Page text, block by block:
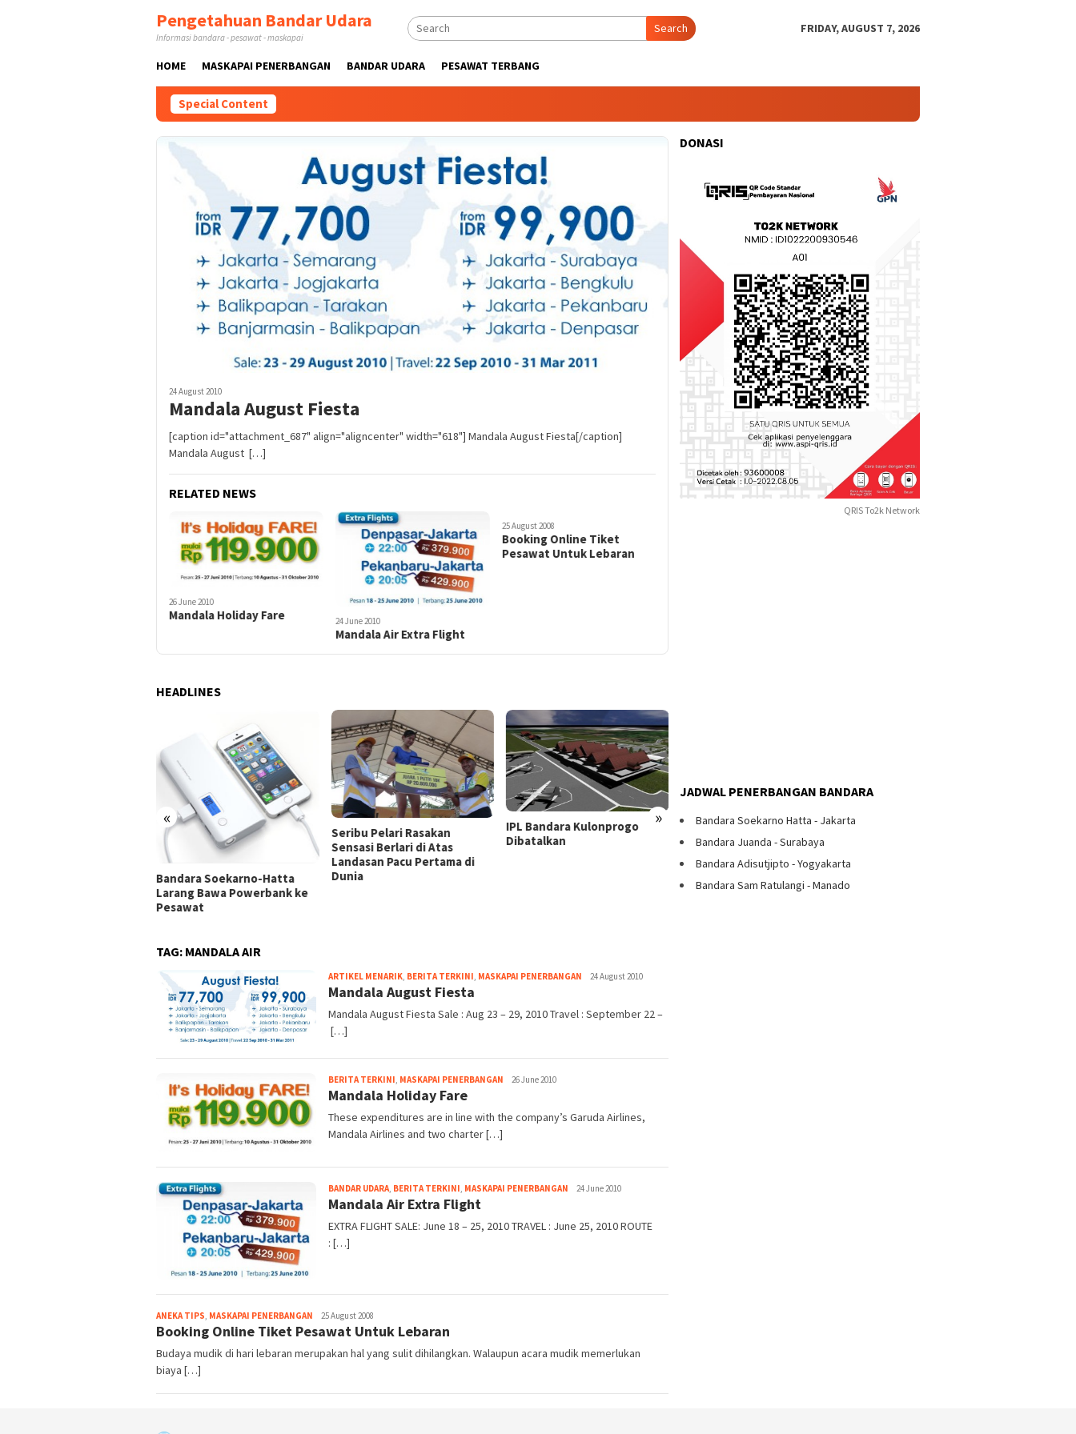
Pengetahuan Bandar Udara
Informasi bandara - pesawat - maskapai
Search FRIDAY, AUGUST 7, 2026
HOME MASKAPAI PENERBANGAN BANDAR UDARA PESAWAT TERBANG
Special Content
24 August 2010
Mandala August Fiesta
[caption id="attachment_687" align="aligncenter" width="618"] Mandala August Fiesta[/caption]
Mandala August […]
RELATED NEWS
26 June 2010
Mandala Holiday Fare 24 June 2010
Mandala Air Extra Flight
25 August 2008
Booking Online Tiket
Pesawat Untuk Lebaran
HEADLINES
« »
Bandara Soekarno-Hatta
Larang Bawa Powerbank ke
Pesawat
Seribu Pelari Rasakan
Sensasi Berlari di Atas
Landasan Pacu Pertama di
Dunia
IPL Bandara Kulonprogo
Dibatalkan
Arti Tanda Lampu di Kabin
Pesawat
TAG: MANDALA AIR
ARTIKEL MENARIK BERITA TERKINI MASKAPAI PENERBANGAN Webmaster
24 August 2010
Mandala August Fiesta
Mandala August Fiesta Sale : Aug 23 – 29, 2010 Travel : September 22 –
[…]
BERITA TERKINI, MASKAPAI PENERBANGAN Webmaster
26 June 2010
Mandala Holiday Fare
These expenditures are in line with the company’s Garuda Airlines,
Mandala Airlines and two charter […]
BANDAR UDARA BERITA TERKINI MASKAPAI PENERBANGAN Webmaster
24 June 2010
Mandala Air Extra Flight
EXTRA FLIGHT SALE: June 18 – 25, 2010 TRAVEL : June 25, 2010 ROUTE
: […]
ANEKA TIPS, MASKAPAI PENERBANGAN Webmaster
25 August 2008
Booking Online Tiket Pesawat Untuk Lebaran
Budaya mudik di hari lebaran merupakan hal yang sulit dihilangkan. Walaupun acara mudik memerlukan
biaya […]
DONASI
QRIS To2k Network
JADWAL PENERBANGAN BANDARA
Bandara Soekarno Hatta - Jakarta
Bandara Juanda - Surabaya
Bandara Adisutjipto - Yogyakarta
Bandara Sam Ratulangi - Manado